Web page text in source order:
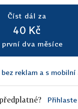
Číst dál za
40 Kč
první dva měsíce
reklam a s
Přihlaste